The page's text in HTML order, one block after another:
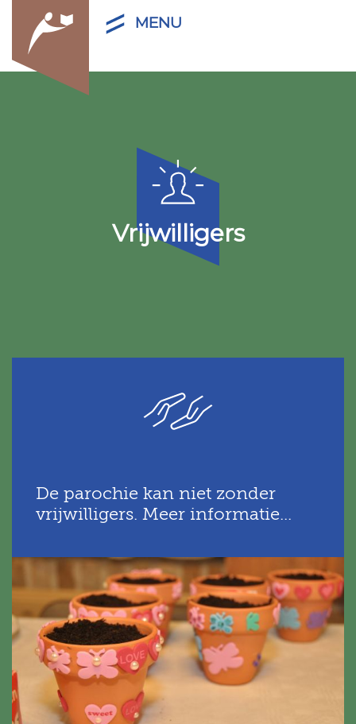
MENU
Vrijwilligers
De parochie kan niet zonder
vrijwilligers. Meer informatie...